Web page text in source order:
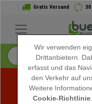
Gratis Versand
Wir verwenden
Drittanbietern.
erfasst und das
den Verkehr auf
Weitere
Cookie-Richtlinie